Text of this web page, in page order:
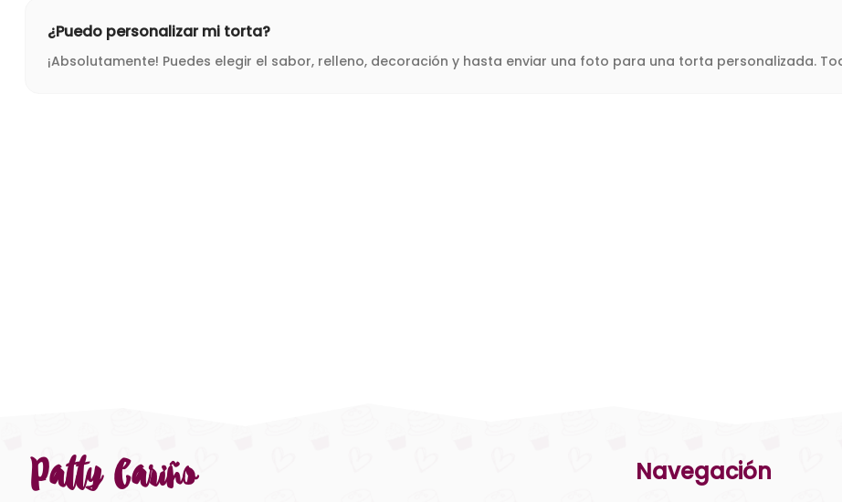
¿Puedo personalizar mi torta?
¡Absolutamente! Puedes elegir el sabor, relleno, decoración y hasta enviar una foto para una torta personalizada.
Patty Cariño Navegación